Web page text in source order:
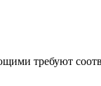
требуют